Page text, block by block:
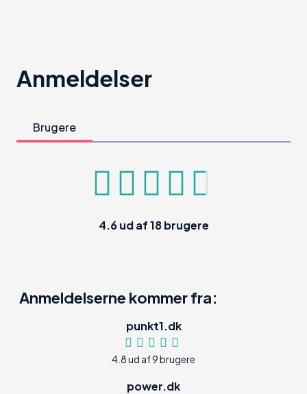
Anmeldelser
Brugere
4.6ud af18brugere
Anmeldelserne kommer fra:
punkt1.dk
4.8 ud af 9 brugere
power.dk